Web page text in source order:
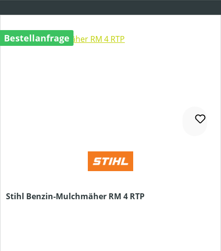
Bestellanfrage
Stihl Benzin-Mulchmäher RM 4 RTP